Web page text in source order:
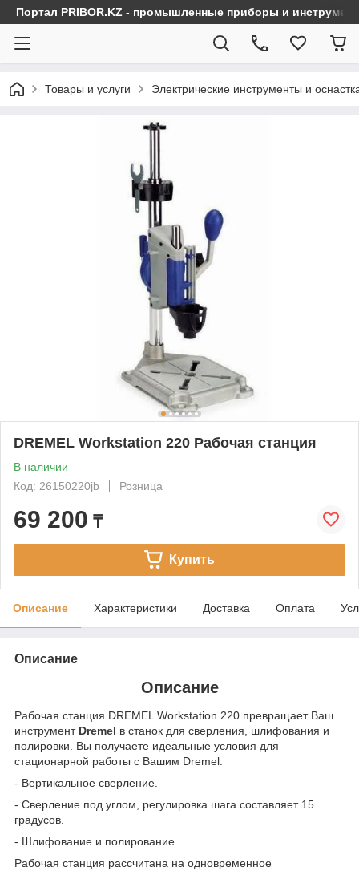
Портал PRIBOR.KZ - промышленные приборы и
Товары и услуги Электрические инструменты и
DREMEL Workstation 220 Рабочая станция
В наличии
Код: 26150220jb
Розница
69 200 ₸
Купить
Описание Характеристики Доставка Оплата
Описание
Описание
Рабочая станция DREMEL Workstation 220 превращает Ваш
инструментDremel в станок для сверления, шлифования и
полировки. Вы получаете идеальные условия для
стационарной работы с Вашим Dremel:
- Вертикальное сверление.
- Сверление под углом, регулировка шага составляет 15
градусов.
- Шлифование и полирование.
Рабочая станция рассчитана на одновременное